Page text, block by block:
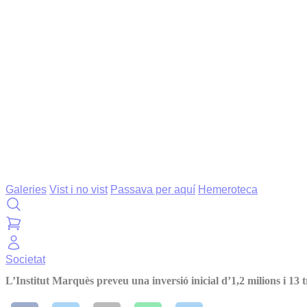
Galeries Vist i no vist Passava per aquí Hemeroteca
Societat
L’Institut Marquès preveu una inversió inicial d’1,2 milions i 13